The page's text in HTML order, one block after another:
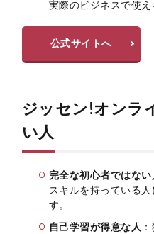
実際のビジネスで使え
公式サイトへ
ジッセン!オンラ
い人
完全な初心者ではない
スキルを持っている
す。
自己学習が得意な人